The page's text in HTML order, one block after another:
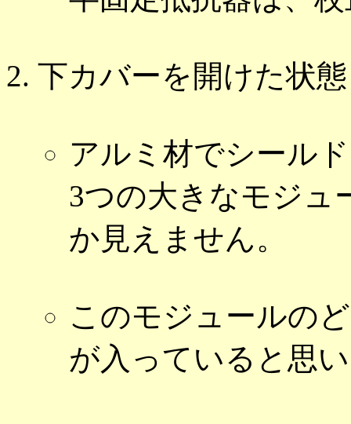
下カバーを開けた状態
アルミ材でシール
3つの大きなモジュ
か見えません。
このモジュールの
が入っていると思